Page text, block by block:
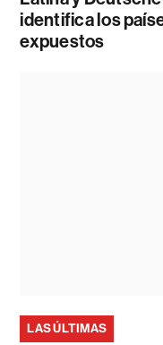
identifica los
expuestos
LAS ÚLTIMAS